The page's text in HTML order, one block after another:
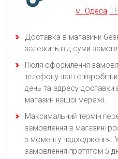
м. Одеса,
Доставка в магазини
залежить від суми
Після оформлення
телефону наш
день та адресу доставки
магазин нашої мережі.
Максимальний термін
замовлення в магазині
з моменту надходження.
замовлення протягом 5